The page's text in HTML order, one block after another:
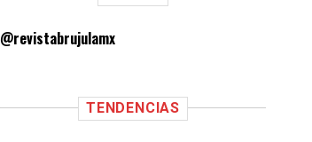
@revistabrujulamx
TENDENCIAS